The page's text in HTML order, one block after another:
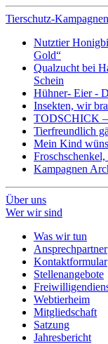
Tierschutz-Kampagnen
Nutztier
Gold“
Qualzucht bei
Schein
Hühner- Eier -
Insekten, wir
TODSCHICK –
Tierfreundlich
Mein Kind
Kampagnen
Über uns
Wer wir sind
Was wir tun
Ansprechpartner
Kontaktformular
Stellenangebote
Webtierheim
Mitgliedschaft
Satzung
Jahresbericht